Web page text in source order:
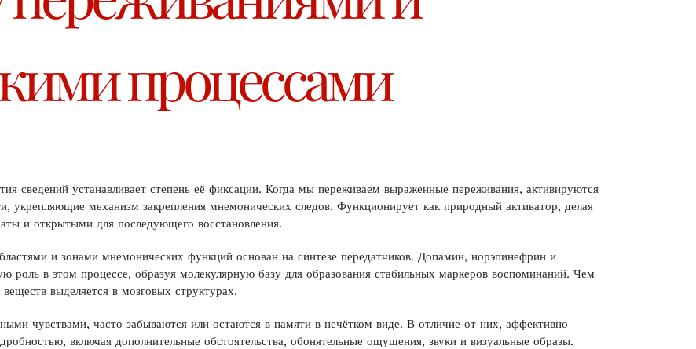
процессами
сведений устанавливает степень её фиксации. Когда мы переживаем выраженные переживания, активируются
укрепляющие механизм закрепления мнемонических следов. Функционирует как природный активатор, делая
и открытыми для последующего восстановления.
и зонами мнемонических функций основан на синтезе передатчиков. Допамин, норэпинефрин и
роль в этом процессе, образуя молекулярную базу для образования стабильных маркеров воспоминаний. Чем
выделяется в мозговых структурах.
чувствами, часто забываются или остаются в памяти в нечётком виде. В отличие от них, аффективно
включая дополнительные обстоятельства, обонятельные ощущения, звуки и визуальные образы.